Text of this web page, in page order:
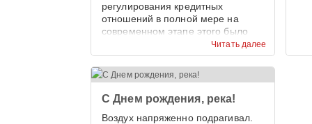
Читать далее
регулирования кредитных
отношений в полной мере на
современном этапе этого было
С Днем рождения, река!
Воздух напряженно подрагивал.